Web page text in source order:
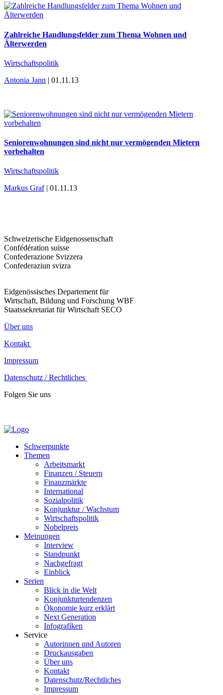
Zahlreiche Handlungsfelder zum Thema Wohnen und
Älterwerden
Wirtschaftspolitik
Antonia Jann | 01.11.13
Seniorenwohnungen sind nicht nur vermögenden Mietern
vorbehalten
Wirtschaftspolitik
Markus Graf| 01.11.13
Schweizerische Eidgenossenschaft
Confédération suisse
Confederazione Svizzera
Confederaziun svizra
Eidgenössisches Departement für
Wirtschaft, Bildung und Forschung WBF
Staatssekretariat für Wirtschaft SECO
Über uns
Kontakt
Impressum
Datenschutz / Rechtliches
Folgen Sie uns
Schwerpunkte
Themen
Arbeitsmarkt
Finanzen / Steuern
Finanzmärkte
International
Sozialpolitik
Konjunktur / Wachstum
Wirtschaftspolitik
Nobelpreis
Meinungen
Interview
Standpunkt
Nachgefragt
Einblick
Serien
Blick in die Welt
Konjunkturtendenzen
Ökonomie kurz erklärt
Next Generation
Infografiken
Service
Autorinnen und Autoren
Druckausgaben
Über uns
Kontakt
Datenschutz/Rechtliches
Impressum